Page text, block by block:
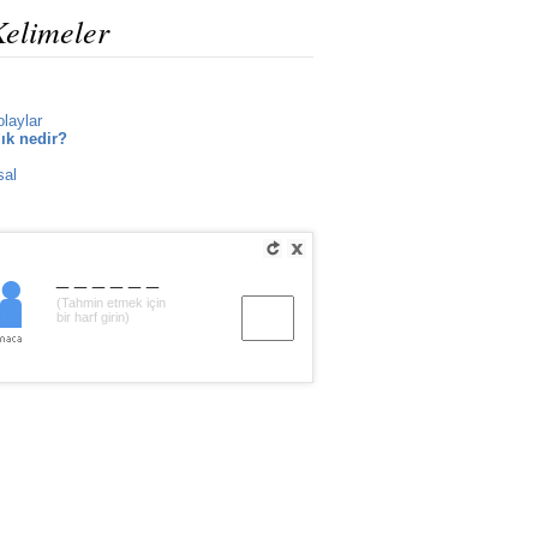
nedir?
(Tahmin etmek için
bir harf girin)